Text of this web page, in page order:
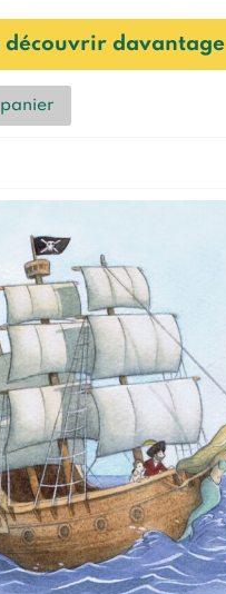
découvrir davantage